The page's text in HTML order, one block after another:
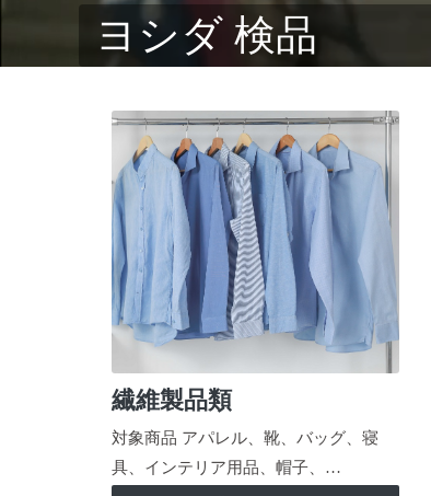
ヨシダ 検品
繊維製品類
対象商品 アパレル、靴、バッグ、寝
具、インテリア用品、帽子、…